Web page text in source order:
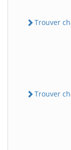
Trouver
Trouver